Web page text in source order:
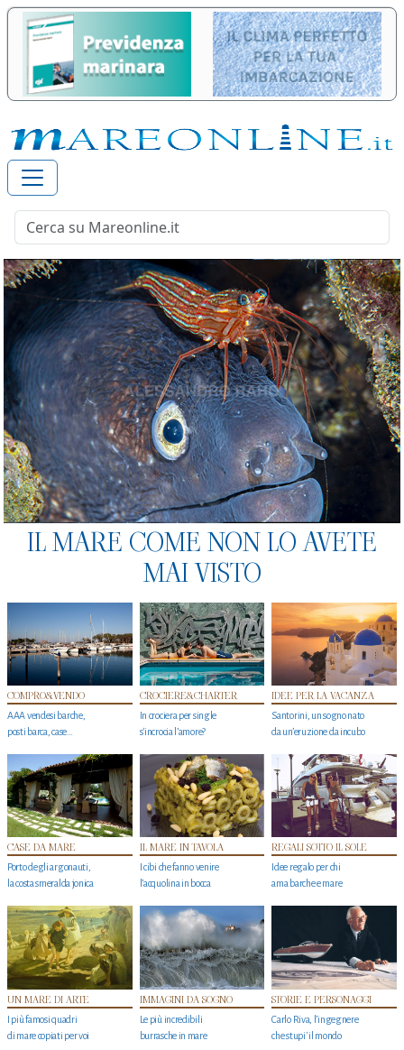
IL MARE COME NON LO AVETE
MAI VISTO
COMPRO&VENDO
AAA vendesi barche,
posti barca, case…
CROCIERE&CHARTER
In crociera per single
s'incrocia l’amore?
IDEE PER LA VACANZA
Santorini, un sogno nato
da un’eruzione da incubo
CASE DA MARE
Porto degli argonauti,
la costa smeralda jonica
IL MARE IN TAVOLA
I cibi che fanno venire
l’acquolina in bocca
REGALI SOTTO IL SOLE
Idee regalo per chi
ama barche e mare
UN MARE DI ARTE
I più famosi quadri
di mare copiati per voi
IMMAGINI DA SOGNO
Le più incredibili
burrasche in mare
STORIE E PERSONAGGI
Carlo Riva, l’ingegnere
che stupi' il mondo